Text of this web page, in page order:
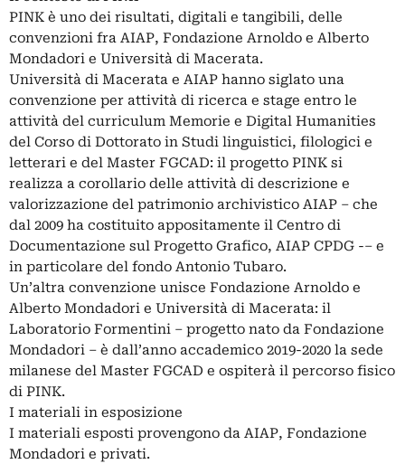
PINK è uno dei risultati, digitali e tangibili, delle
convenzioni fra AIAP, Fondazione Arnoldo e Alberto
Mondadori e Università di Macerata.
Università di Macerata e AIAP hanno siglato una
convenzione per attività di ricerca e stage entro le
attività del curriculum Memorie e Digital Humanities
del Corso di Dottorato in Studi linguistici, filologici e
letterari e del Master FGCAD: il progetto PINK si
realizza a corollario delle attività di descrizione e
valorizzazione del patrimonio archivistico AIAP – che
dal 2009 ha costituito appositamente il Centro di
Documentazione sul Progetto Grafico, AIAP CPDG -– e
in particolare del fondo Antonio Tubaro.
Un’altra convenzione unisce Fondazione Arnoldo e
Alberto Mondadori e Università di Macerata: il
Laboratorio Formentini – progetto nato da Fondazione
Mondadori – è dall’anno accademico 2019-2020 la sede
milanese del Master FGCAD e ospiterà il percorso fisico
di PINK.
I materiali in esposizione
I materiali esposti provengono da AIAP, Fondazione
Mondadori e privati.